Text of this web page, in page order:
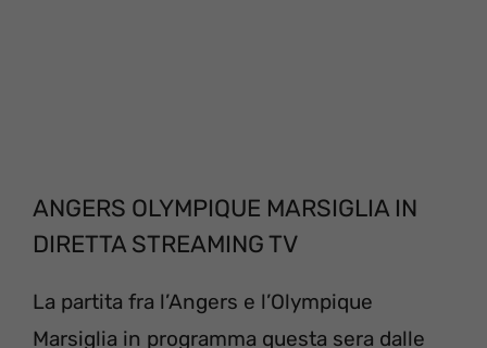
ANGERS OLYMPIQUE MARSIGLIA IN
DIRETTA STREAMING TV
La partita fra l’Angers e l’Olympique
Marsiglia in programma questa sera dalle